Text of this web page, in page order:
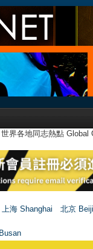
世界各地同志熱點
上海 Shanghai
北京